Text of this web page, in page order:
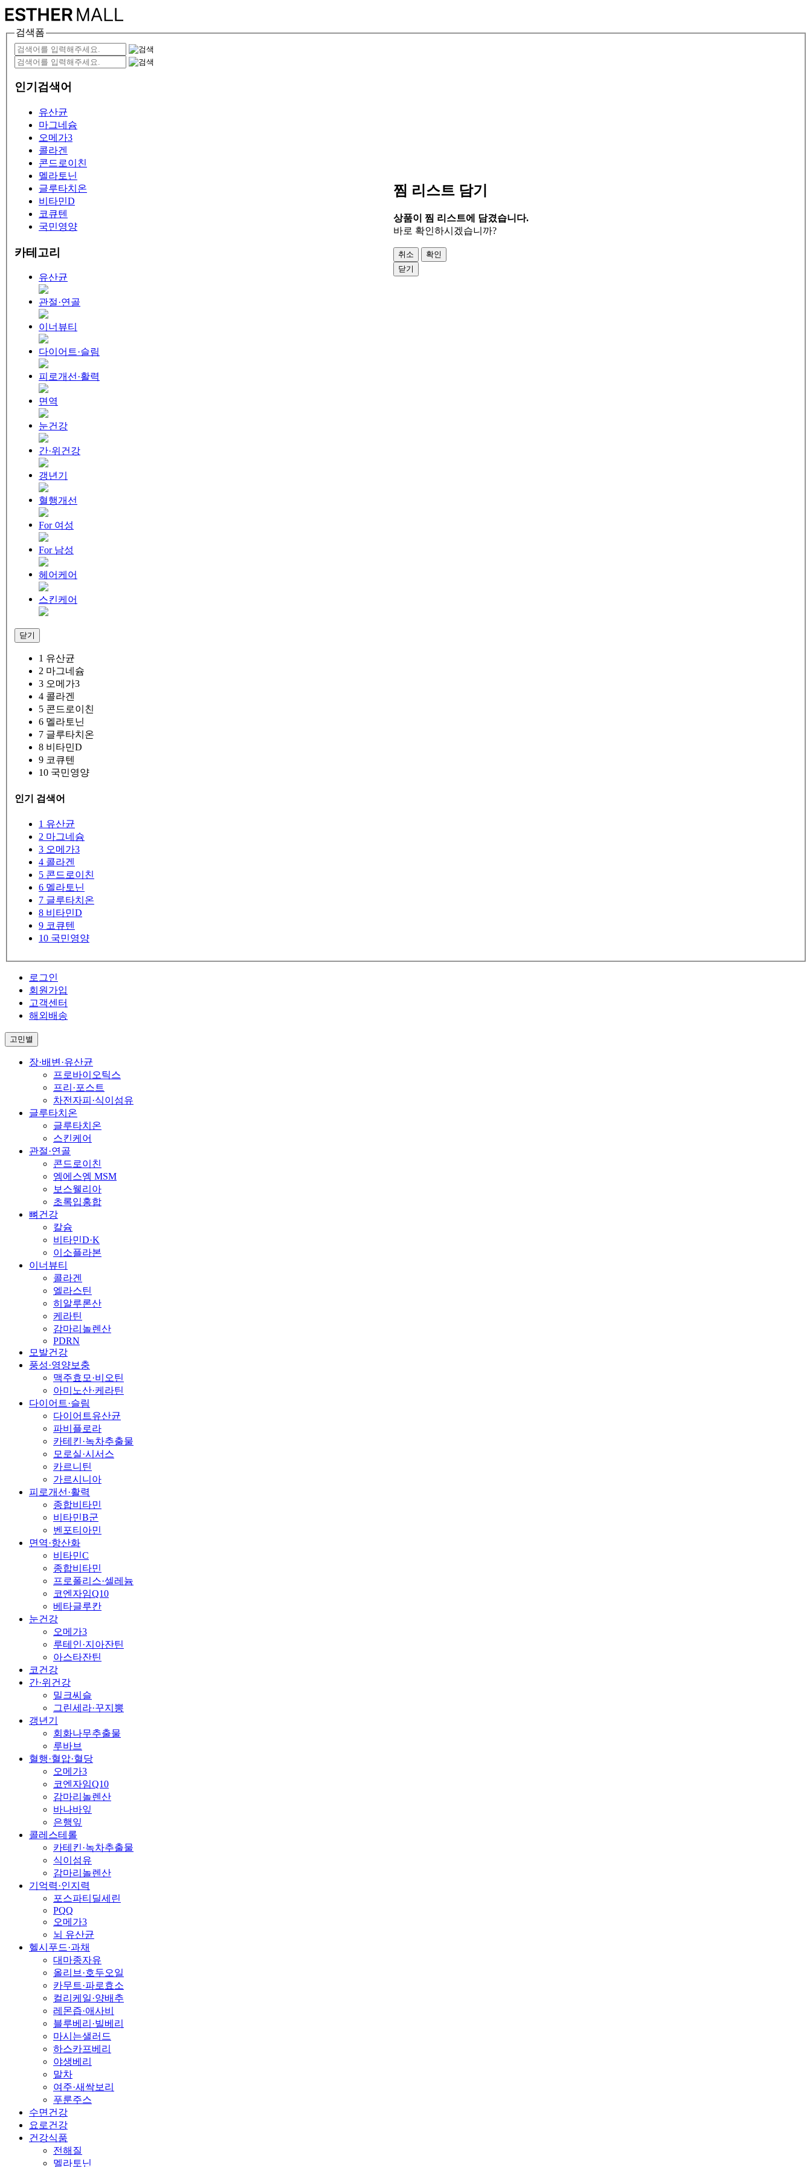
검색폼
인기검색어
유산균
마그네슘
오메가3
콜라겐
콘드로이친
멜라토닌
글루타치온
비타민D
코큐텐
국민영양
카테고리
유산균
관절·연골
이너뷰티
다이어트·슬림
피로개선·활력
면역
눈건강
간·위건강
갱년기
혈행개선
For 여성
For 남성
헤어케어
스킨케어
닫기
1 유산균
2 마그네슘
3 오메가3
4 콜라겐
5 콘드로이친
6 멜라토닌
7 글루타치온
8 비타민D
9 코큐텐
10 국민영양
인기 검색어
1 유산균
2 마그네슘
3 오메가3
4 콜라겐
5 콘드로이친
6 멜라토닌
7 글루타치온
8 비타민D
9 코큐텐
10 국민영양
로그인
회원가입
고객센터
해외배송
고민별
장·배변·유산균
프로바이오틱스
프리·포스트
차전자피·식이섬유
글루타치온
글루타치온
스킨케어
관절·연골
콘드로이친
엠에스엠 MSM
보스웰리아
초록입홍합
뼈건강
칼슘
비타민D·K
이소플라본
이너뷰티
콜라겐
엘라스틴
히알루론산
케라틴
감마리놀렌산
PDRN
모발건강
풍성·영양보충
맥주효모·비오틴
아미노산·케라틴
다이어트·슬림
다이어트유산균
파비플로라
카테킨·녹차추출물
모로실·시서스
카르니틴
가르시니아
피로개선·활력
종합비타민
비타민B군
벤포티아민
면역·항산화
비타민C
종합비타민
프로폴리스·셀레늄
코엔자임Q10
베타글루칸
눈건강
오메가3
루테인·지아잔틴
아스타잔틴
코건강
간·위건강
밀크씨슬
그린세라·꾸지뽕
갱년기
회화나무추출물
루바브
혈행·혈압·혈당
오메가3
코엔자임Q10
감마리놀렌산
바나바잎
은행잎
콜레스테롤
카테킨·녹차추출물
식이섬유
감마리놀렌산
기억력·인지력
포스파티딜세린
PQQ
오메가3
뇌 유산균
헬시푸드·과채
대마종자유
올리브·호두오일
카무트·파로효소
컬리케일·양배추
레몬즙·애사비
블루베리·빌베리
마시는샐러드
하스카프베리
야생베리
말차
여주·새싹보리
푸룬주스
수면건강
요로건강
건강식품
전해질
멜라토닌
찜 리스트 담기
상품이 찜 리스트에 담겼습니다.
바로 확인하시겠습니까?
취소
확인
닫기